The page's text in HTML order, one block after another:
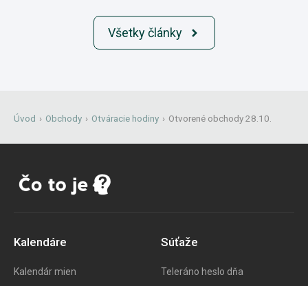
Všetky články
Úvod › Obchody › Otváracie hodiny › Otvorené obchody 28.10.
Kalendáre
Kalendár mien
Súťaže
Teleráno heslo dňa